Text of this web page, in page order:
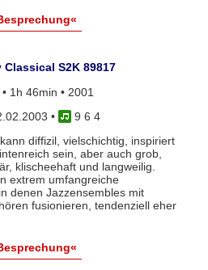
Classical S2K 89817
1h 46min • 2001
•
9 6 4
diffizil, vielschichtig, inspiriert
sein, aber auch grob,
klischeehaft und langweilig.
extrem umfangreiche
denen Jazzensembles mit
fusionieren, tendenziell eher